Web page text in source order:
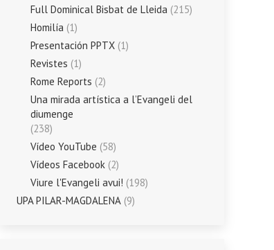
Full Dominical Bisbat de Lleida (215)
Homilía (1)
Presentación PPTX (1)
Revistes (1)
Rome Reports (2)
Una mirada artística a l’Evangeli del
diumenge
(238)
Vídeo YouTube (58)
Vídeos Facebook (2)
Viure l'Evangeli avui! (198)
UPA PILAR-MAGDALENA (9)